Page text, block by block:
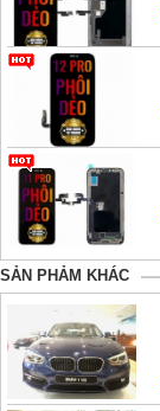
SẢN PHẢM KHÁC